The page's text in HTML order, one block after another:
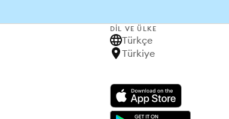
DIL VE ÜLKE
Türkçe
Türkiye